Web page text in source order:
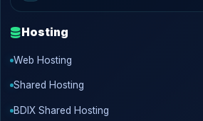
Hosting
Web Hosting
Shared Hosting
BDIX Shared Hosting